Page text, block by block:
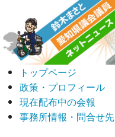
トップページ
政策・プロフィール
現在配布中の会報
事務所情報・問合せ先